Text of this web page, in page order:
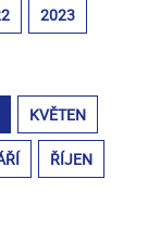
2023
KVĚTEN
ŘÍJEN